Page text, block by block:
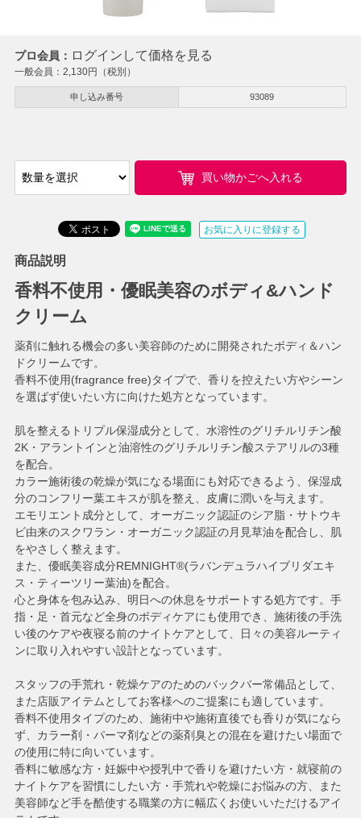
プロ会員： ログインして価格を見る
一般会員： 2,130円（税別）
申し込み番号 93089
買い物かごへ入れる
お気に入りに登録する
商品説明
香料不使用・優眠美容のボディ&ハンド
クリーム
薬剤に触れる機会の多い美容師のために開発されたボディ＆ハン
ドクリームです。
香料不使用(fragrance free)タイプで、香りを控えたい方やシーン
を選ばず使いたい方に向けた処方となっています。
肌を整えるトリプル保湿成分として、水溶性のグリチルリチン酸
2K・アラントインと油溶性のグリチルリチン酸ステアリルの3種
を配合。
カラー施術後の乾燥が気になる場面にも対応できるよう、保湿成
分のコンフリー葉エキスが肌を整え、皮膚に潤いを与えます。
エモリエント成分として、オーガニック認証のシア脂・サトウキ
ビ由来のスクワラン・オーガニック認証の月見草油を配合し、肌
をやさしく整えます。
また、優眠美容成分REMNIGHT®(ラバンデュラハイブリダエキ
ス・ティーツリー葉油)を配合。
心と身体を包み込み、明日への休息をサポートする処方です。手
指・足・首元など全身のボディケアにも使用でき、施術後の手洗
い後のケアや夜寝る前のナイトケアとして、日々の美容ルーティ
ンに取り入れやすい設計となっています。
スタッフの手荒れ・乾燥ケアのためのバックバー常備品として、
また店販アイテムとしてお客様へのご提案にも適しています。
香料不使用タイプのため、施術中や施術直後でも香りが気になら
ず、カラー剤・パーマ剤などの薬剤臭との混在を避けたい場面で
の使用に特に向いています。
香料に敏感な方・妊娠中や授乳中で香りを避けたい方・就寝前の
ナイトケアを習慣にしたい方・手荒れや乾燥にお悩みの方、また
美容師など手を酷使する職業の方に幅広くお使いいただけるアイ